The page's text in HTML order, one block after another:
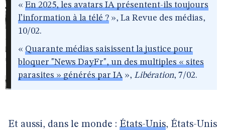
« En 2025, les avatars IA présentent-ils toujours
l’information à la télé ? », La Revue des médias,
10/02.
« Quarante médias saisissent la justice pour
bloquer "News DayFr", un des multiples « sites
parasites » générés par IA », Libération, 7/02.
Et aussi, dans le monde : États-Unis, États-Unis